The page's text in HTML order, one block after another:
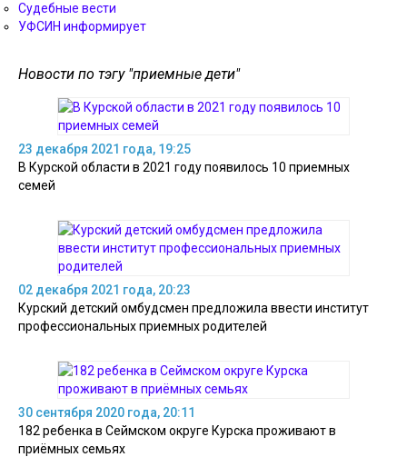
Судебные вести
УФСИН информирует
Новости по тэгу "приемные дети"
23 декабря 2021 года, 19:25
В Курской области в 2021 году появилось 10 приемных
семей
02 декабря 2021 года, 20:23
Курский детский омбудсмен предложила ввести институт
профессиональных приемных родителей
30 сентября 2020 года, 20:11
182 ребенка в Сеймском округе Курска проживают в
приёмных семьях